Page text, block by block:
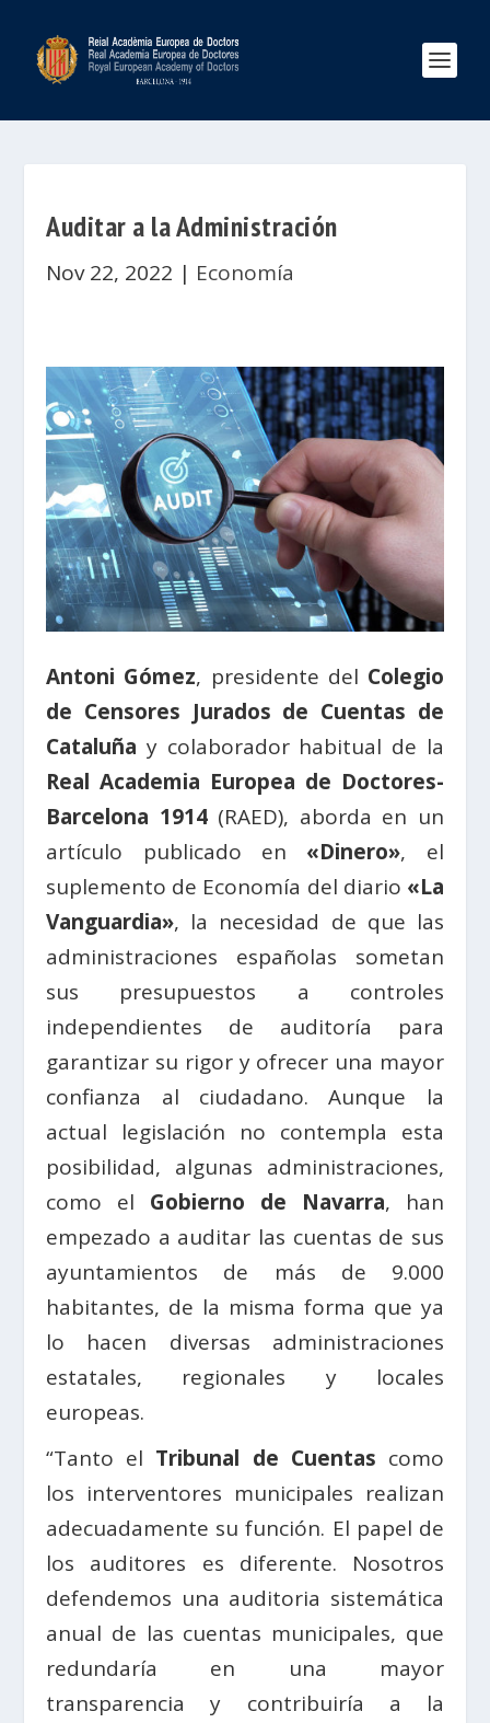
Auditar a la Administración
Nov 22, 2022 | Economía
Antoni Gómez, presidente del Colegio
de Censores Jurados de Cuentas de
Cataluña y colaborador habitual de la
Real Academia Europea de Doctores-
Barcelona 1914(RAED), aborda en un
artículo publicado en «Dinero», el
suplemento de Economía del diario «La
Vanguardia», la necesidad de que las
administraciones españolas sometan
sus presupuestos a controles
independientes de auditoría para
garantizar su rigor y ofrecer una mayor
confianza al ciudadano. Aunque la
actual legislación no contempla esta
posibilidad, algunas administraciones,
como el Gobierno de Navarra, han
empezado a auditar las cuentas de sus
ayuntamientos de más de 9.000
habitantes, de la misma forma que ya
lo hacen diversas administraciones
estatales, regionales y locales
europeas.
“Tanto el Tribunal de Cuentas como
los interventores municipales realizan
adecuadamente su función. El papel de
los auditores es diferente. Nosotros
defendemos una auditoria sistemática
anual de las cuentas municipales, que
redundaría en una mayor
transparencia y contribuiría a la